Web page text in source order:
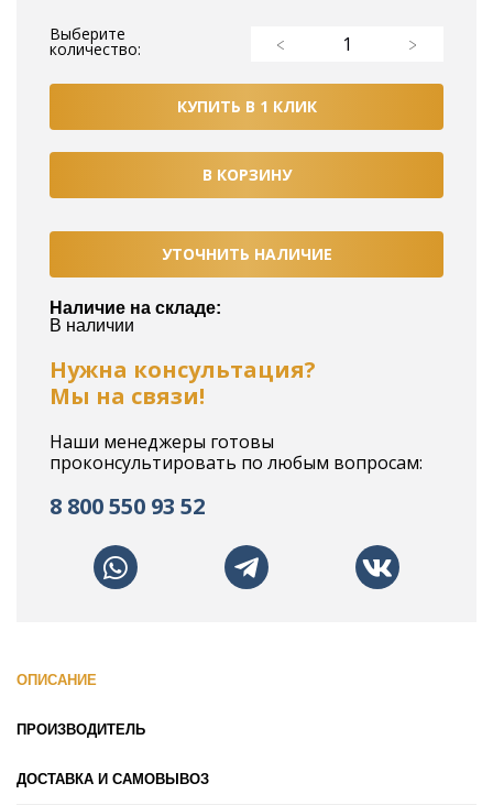
Выберите
количество:
КУПИТЬ В 1 КЛИК
В КОРЗИНУ
УТОЧНИТЬ НАЛИЧИЕ
Наличие на складе:
В наличии
Нужна консультация?
Мы на связи!
Наши менеджеры готовы
проконсультировать по любым вопросам:
8 800 550 93 52
ОПИСАНИЕ
ПРОИЗВОДИТЕЛЬ
ДОСТАВКА И САМОВЫВОЗ